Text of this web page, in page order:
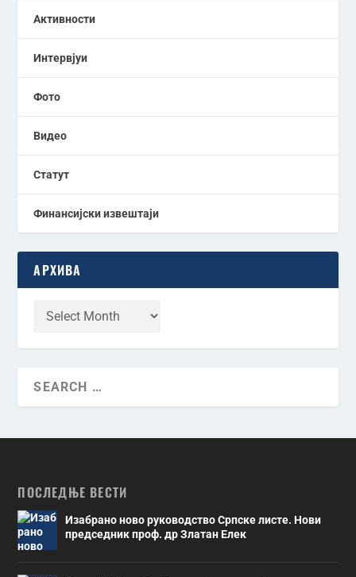
Активности
Интервјуи
Фото
Видео
Статут
Финансијски извештаји
АРХИВА
ПОСЛЕДЊЕ ВЕСТИ
Изабрано ново руководство Српске листе. Нови
председник проф. др Златан Елек